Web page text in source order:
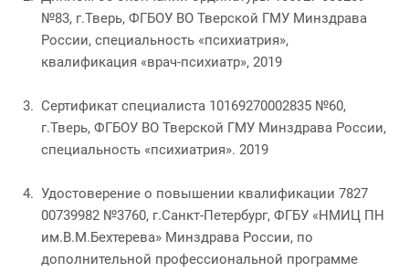
№83, г.Тверь, ФГБОУ ВО Тверской ГМУ Минздрава
России, специальность «психиатрия»,
квалификация «врач-психиатр», 2019
Сертификат специалиста 10169270002835 №60,
г.Тверь, ФГБОУ ВО Тверской ГМУ Минздрава России,
специальность «психиатрия». 2019
Удостоверение о повышении квалификации 7827
00739982 №3760, г.Санкт-Петербург, ФГБУ «НМИЦ ПН
им.В.М.Бехтерева» Минздрава России, по
дополнительной профессиональной программе